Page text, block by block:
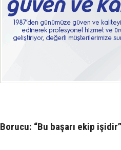
Borucu: “Bu başarı ekip